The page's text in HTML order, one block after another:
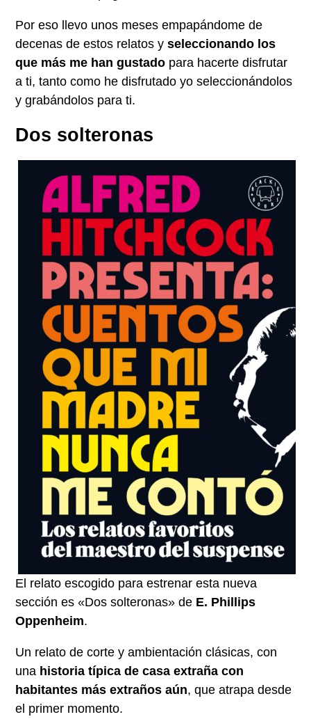
Por eso llevo unos meses empapándome de
decenas de estos relatos yseleccionando los
que más me han gustado para hacerte disfrutar
a ti, tanto como he disfrutado yo seleccionándolos
y grabándolos para ti.
Dos solteronas
El relato escogido para estrenar esta nueva
sección es «Dos solteronas» de E. Phillips
Oppenheim.
Un relato de corte y ambientación clásicas, con
una historia típica de casa extraña con
habitantes más extraños aún, que atrapa desde
el primer momento.